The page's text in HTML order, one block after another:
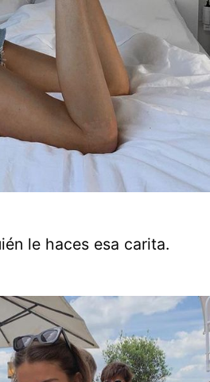
le haces esa carita.